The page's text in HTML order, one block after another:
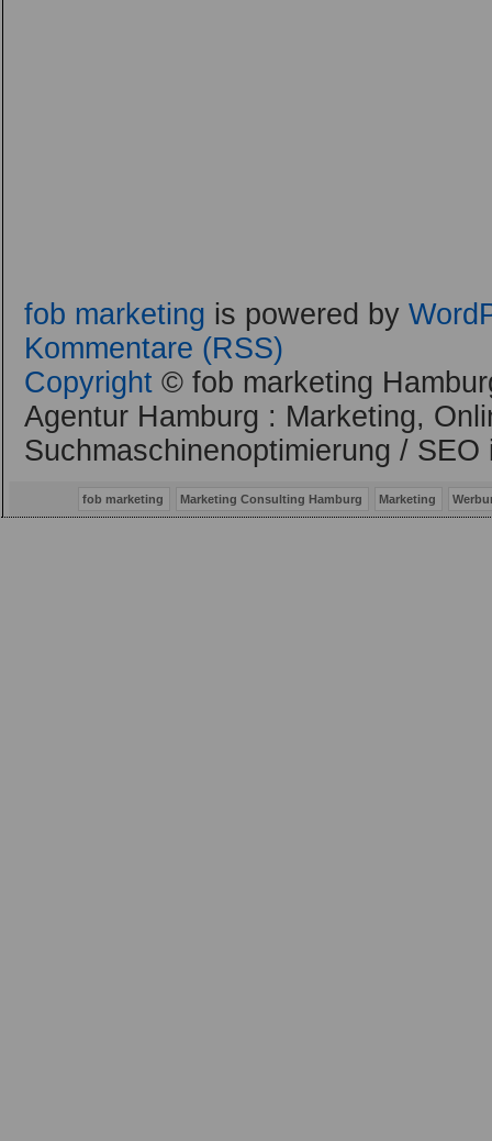
fob marketing is powered by
Kommentare (RSS)
Copyright © fob marketing
Agentur Hamburg : Marketing,
Suchmaschinenoptimierung / SEO
fob marketing Marketing Consulting Hamburg Marketing